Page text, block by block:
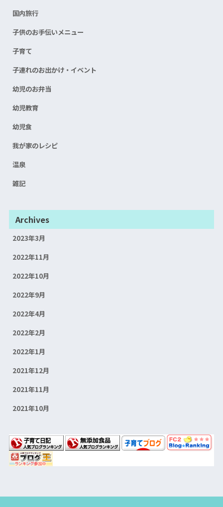
国内旅行
子供のお手伝いメニュー
子育て
子連れのお出かけ・イベント
幼児のお弁当
幼児教育
幼児食
我が家のレシピ
温泉
雑記
Archives
2023年3月
2022年11月
2022年10月
2022年9月
2022年4月
2022年2月
2022年1月
2021年12月
2021年11月
2021年10月